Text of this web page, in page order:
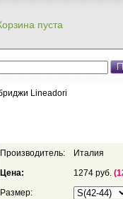
Lineadori
Производитель:
Италия
Цена:
1274 руб.
Размер: